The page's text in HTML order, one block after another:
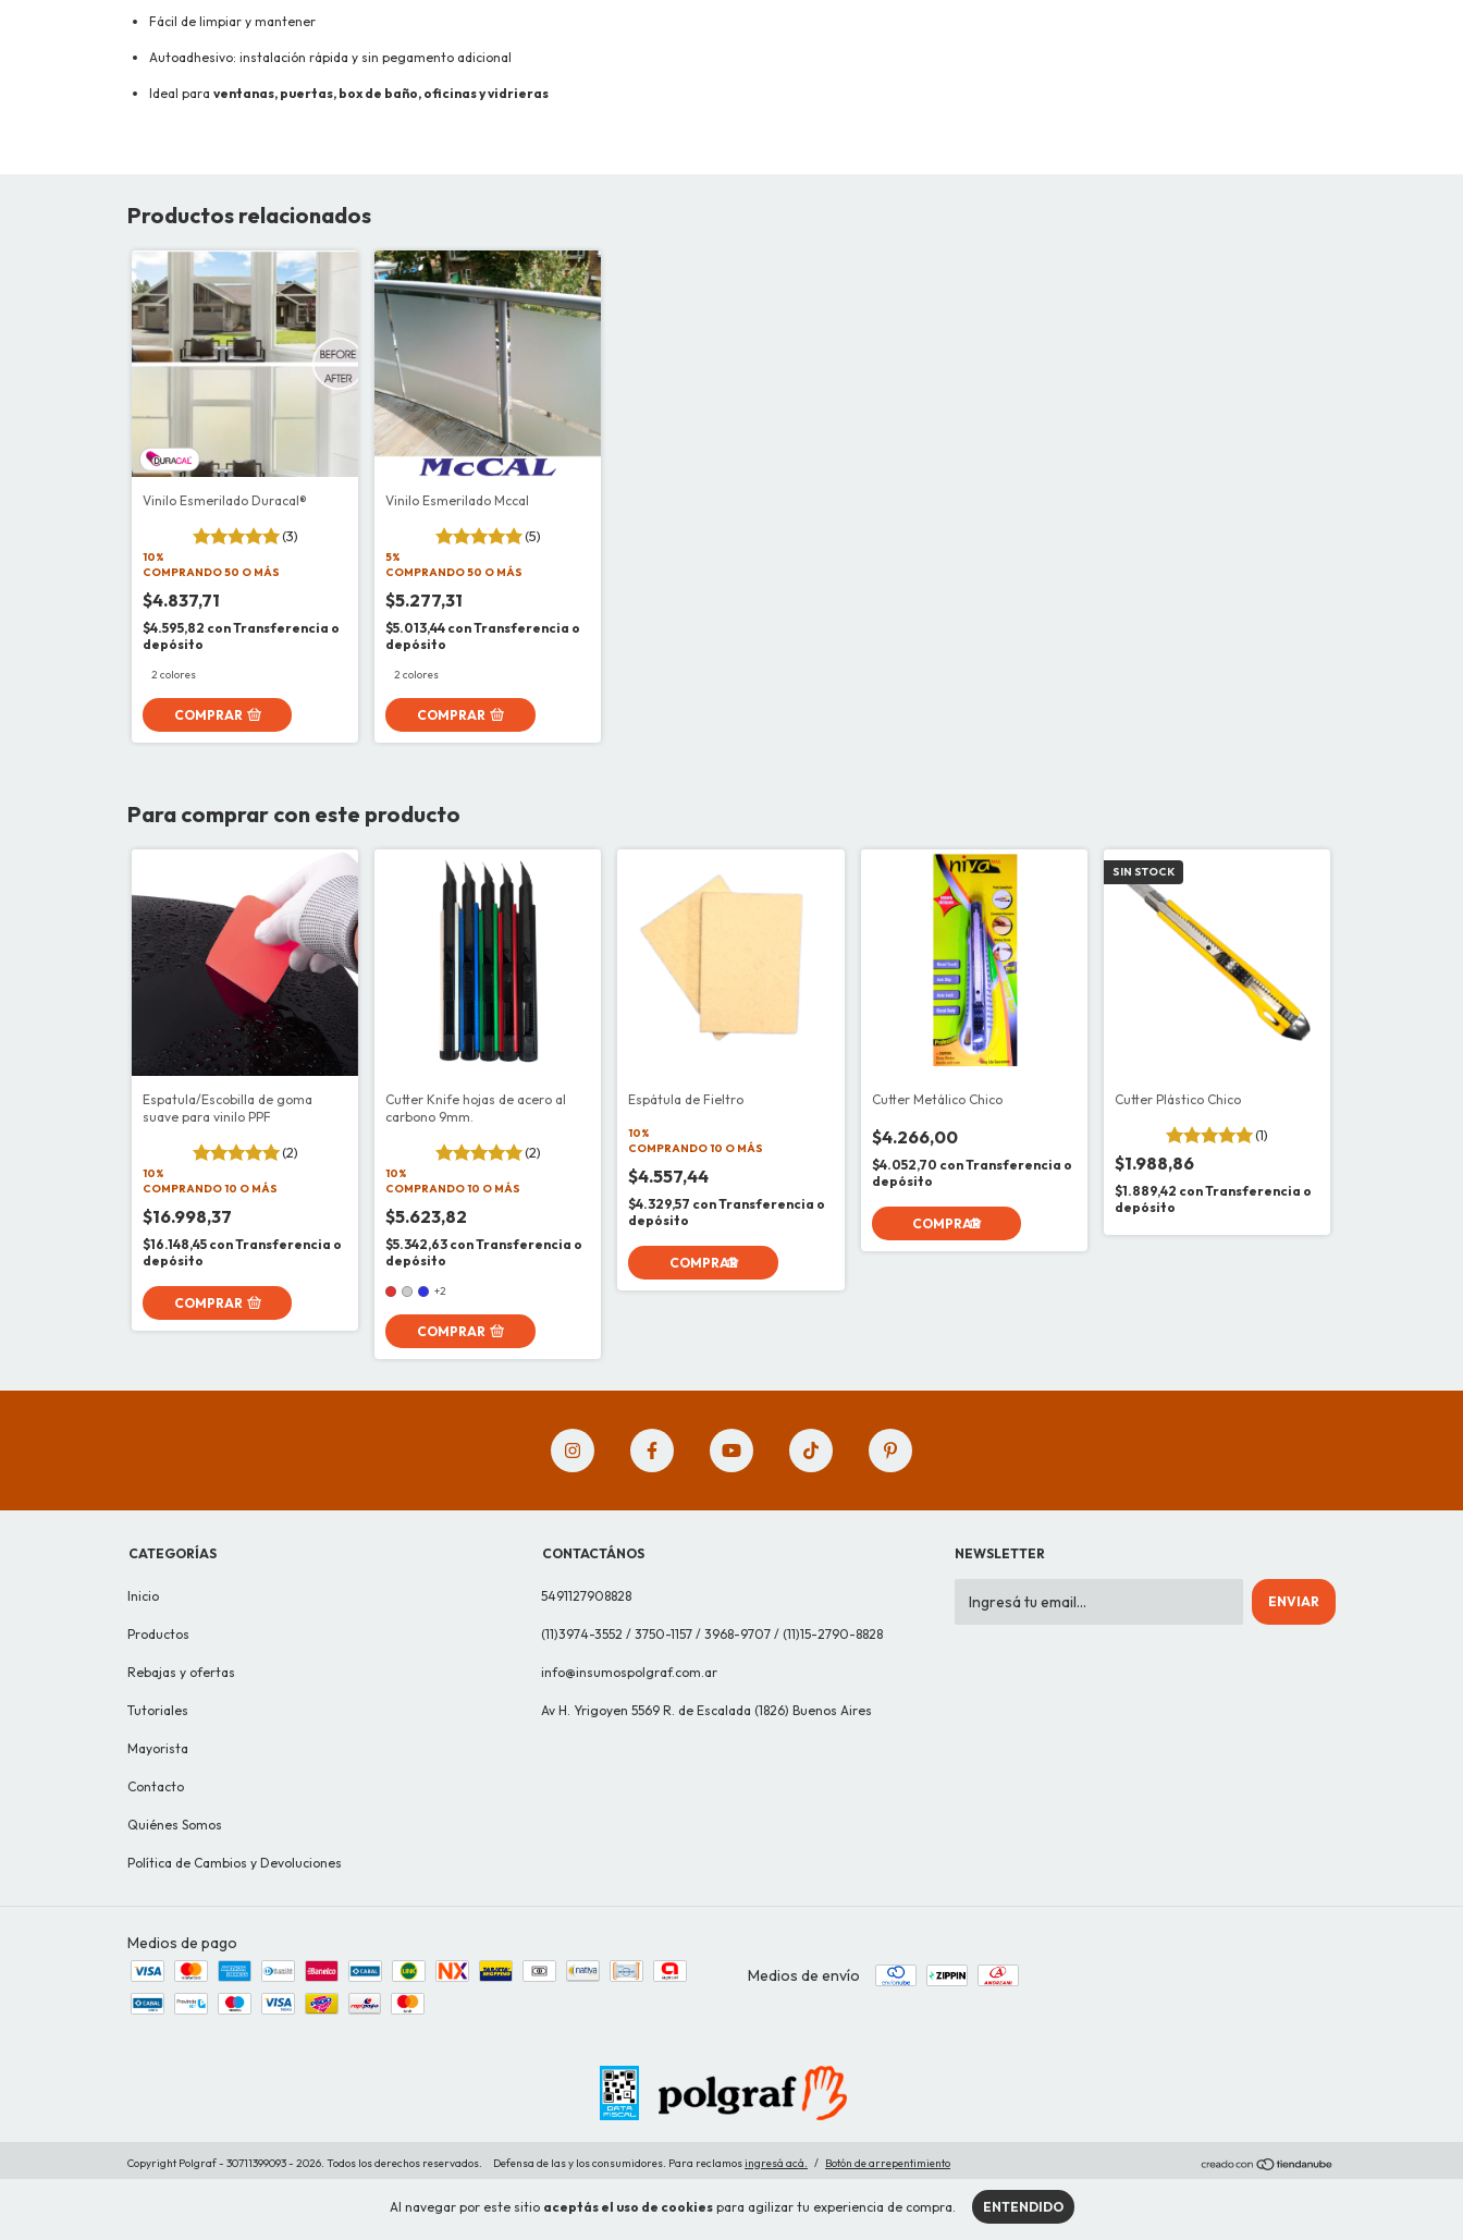
Al navegar por este sitio aceptás el uso de cookiespara agilizar tu experiencia de compra. ENTENDIDO
Fácil de limpiar y mantener
Autoadhesivo: instalación rápida y sin pegamento adicional
Ideal para ventanas, puertas, box de baño, oficinas y vidrieras
Productos relacionados
Vinilo Esmerilado Duracal®
(3)
10%
COMPRANDO 50 O MÁS
$4.837,71
$4.595,82 conTransferencia o
depósito
2 colores
COMPRAR
Vinilo Esmerilado Mccal
(5)
5%
COMPRANDO 50 O MÁS
$5.277,31
$5.013,44 conTransferencia o
depósito
2 colores
COMPRAR
Para comprar con este producto
Espatula/Escobilla de goma
suave para vinilo PPF
(2)
10%
COMPRANDO 10 O MÁS
$16.998,37
$16.148,45 conTransferencia o
depósito
COMPRAR
Cutter Knife hojas de acero al
carbono 9mm.
(2)
10%
COMPRANDO 10 O MÁS
$5.623,82
$5.342,63 conTransferencia o
depósito
+2
COMPRAR
Espátula de Fieltro
10%
COMPRANDO 10 O MÁS
$4.557,44
$4.329,57 conTransferencia o
depósito
Cutter Metálico Chico
$4.266,00
$4.052,70 conTransferencia o
depósito
SIN STOCK
Cutter Plástico Chico
(1)
$1.988,86
$1.889,42 conTransferencia o
depósito
CATEGORÍAS
Inicio
Productos
Rebajas y ofertas
Tutoriales
Mayorista
Contacto
Quiénes Somos
Política de Cambios y Devoluciones
CONTACTÁNOS
5491127908828
(11)3974-3552 / 3750-1157 / 3968-9707 / (11)15-2790-8828
info@insumospolgraf.com.ar
Av H. Yrigoyen 5569 R. de Escalada (1826) Buenos Aires
NEWSLETTER
Medios de pago
Medios de envío
Copyright Polgraf - 30711399093 - 2026. Todos los derechos reservados. Defensa de las y los consumidores. Para reclamosingresá acá. / Botón de arrepentimiento